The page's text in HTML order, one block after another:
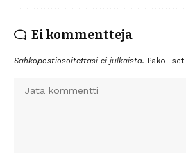
Ei kommentteja
Sähköpostiosoitettasi ei julkaista.